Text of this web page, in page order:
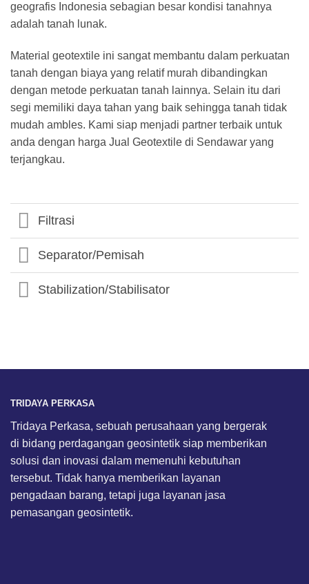
geografis Indonesia sebagian besar kondisi tanahnya
adalah tanah lunak.
Material geotextile ini sangat membantu dalam perkuatan
tanah dengan biaya yang relatif murah dibandingkan
dengan metode perkuatan tanah lainnya. Selain itu dari
segi memiliki daya tahan yang baik sehingga tanah tidak
mudah ambles. Kami siap menjadi partner terbaik untuk
anda dengan harga Jual Geotextile di Sendawar yang
terjangkau.
Filtrasi
Separator/Pemisah
Stabilization/Stabilisator
TRIDAYA PERKASA
Tridaya Perkasa, sebuah perusahaan yang bergerak
di bidang perdagangan geosintetik siap memberikan
solusi dan inovasi dalam memenuhi kebutuhan
tersebut. Tidak hanya memberikan layanan
pengadaan barang, tetapi juga layanan jasa
pemasangan geosintetik.